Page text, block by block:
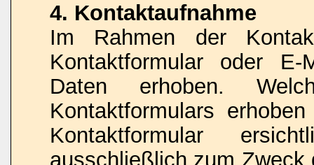
4. Kontaktaufnahme
Im Rahmen der
Kontaktformular oder E-
Daten erhoben.
Kontaktformulars
Kontaktformular
ausschließlich zum Zweck